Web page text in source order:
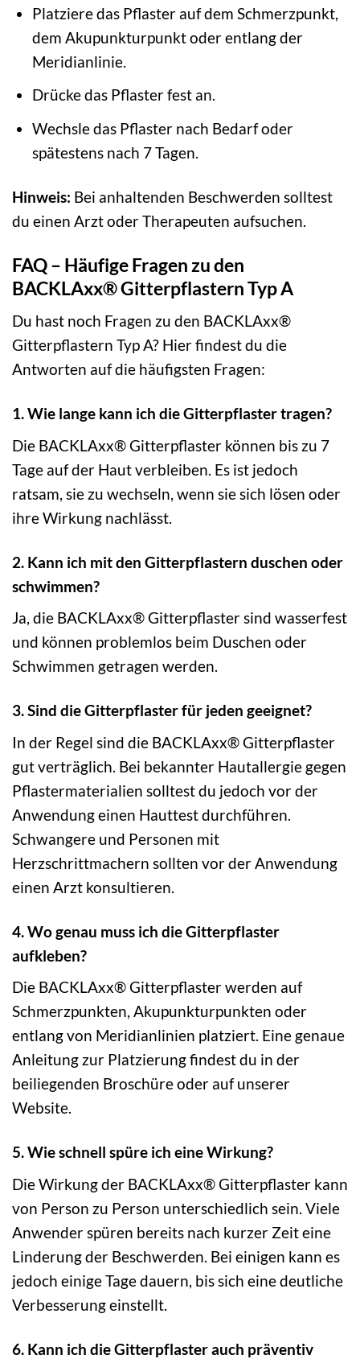
Platziere das Pflaster auf dem Schmerzpunkt,
dem Akupunkturpunkt oder entlang der
Meridianlinie.
Drücke das Pflaster fest an.
Wechsle das Pflaster nach Bedarf oder
spätestens nach 7 Tagen.
Hinweis: Bei anhaltenden Beschwerden solltest
du einen Arzt oder Therapeuten aufsuchen.
FAQ – Häufige Fragen zu den
BACKLAxx® Gitterpflastern Typ A
Du hast noch Fragen zu den BACKLAxx®
Gitterpflastern Typ A? Hier findest du die
Antworten auf die häufigsten Fragen:
1. Wie lange kann ich die Gitterpflaster tragen?
Die BACKLAxx® Gitterpflaster können bis zu 7
Tage auf der Haut verbleiben. Es ist jedoch
ratsam, sie zu wechseln, wenn sie sich lösen oder
ihre Wirkung nachlässt.
2. Kann ich mit den Gitterpflastern duschen oder
schwimmen?
Ja, die BACKLAxx® Gitterpflaster sind wasserfest
und können problemlos beim Duschen oder
Schwimmen getragen werden.
3. Sind die Gitterpflaster für jeden geeignet?
In der Regel sind die BACKLAxx® Gitterpflaster
gut verträglich. Bei bekannter Hautallergie gegen
Pflastermaterialien solltest du jedoch vor der
Anwendung einen Hauttest durchführen.
Schwangere und Personen mit
Herzschrittmachern sollten vor der Anwendung
einen Arzt konsultieren.
4. Wo genau muss ich die Gitterpflaster
aufkleben?
Die BACKLAxx® Gitterpflaster werden auf
Schmerzpunkten, Akupunkturpunkten oder
entlang von Meridianlinien platziert. Eine genaue
Anleitung zur Platzierung findest du in der
beiliegenden Broschüre oder auf unserer
Website.
5. Wie schnell spüre ich eine Wirkung?
Die Wirkung der BACKLAxx® Gitterpflaster kann
von Person zu Person unterschiedlich sein. Viele
Anwender spüren bereits nach kurzer Zeit eine
Linderung der Beschwerden. Bei einigen kann es
jedoch einige Tage dauern, bis sich eine deutliche
Verbesserung einstellt.
6. Kann ich die Gitterpflaster auch präventiv